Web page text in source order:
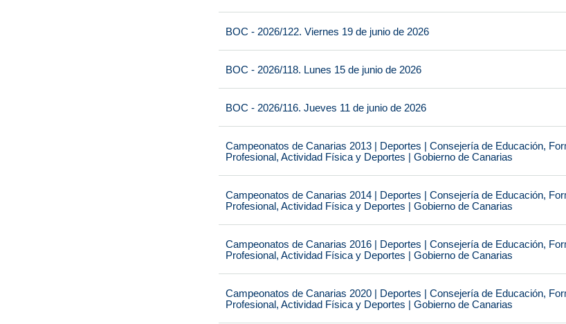
BOC - 2026/122. Viernes 19 de junio de 2026
BOC - 2026/118. Lunes 15 de junio de 2026
BOC - 2026/116. Jueves 11 de junio de 2026
Campeonatos de Canarias 2013 | Deportes | Consejería de Educación,
Profesional, Actividad Física y Deportes | Gobierno de Canarias
Campeonatos de Canarias 2014 | Deportes | Consejería de Educación,
Profesional, Actividad Física y Deportes | Gobierno de Canarias
Campeonatos de Canarias 2016 | Deportes | Consejería de Educación,
Profesional, Actividad Física y Deportes | Gobierno de Canarias
Campeonatos de Canarias 2020 | Deportes | Consejería de Educación,
Profesional, Actividad Física y Deportes | Gobierno de Canarias